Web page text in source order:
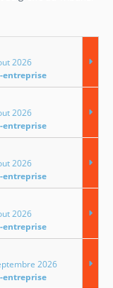
2026
entreprise
2026
entreprise
2026
entreprise
2026
entreprise
2026
entreprise